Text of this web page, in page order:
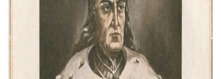
suprasti Lietuvos aukso amžių ir
asmenybę, labiausiai su juo siejamą.